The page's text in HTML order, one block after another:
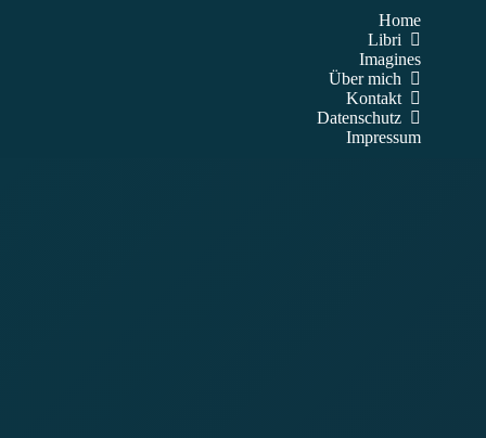
Home
Libri
Imagines
Über mich
Kontakt
Datenschutz
Impressum